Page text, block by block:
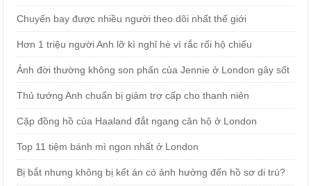
Chuyến bay được nhiều người theo dõi nhất thế giới
Hơn 1 triệu người Anh lỡ kì nghỉ hè vì rắc rối hộ chiếu
Ảnh đời thường không son phấn của Jennie ở London gây sốt
Thủ tướng Anh chuẩn bị giảm trợ cấp cho thanh niên
Cặp đồng hồ của Haaland đắt ngang căn hộ ở London
Top 11 tiệm bánh mì ngon nhất ở London
Bị bắt nhưng không bị kết án có ảnh hưởng đến hồ sơ di trú?